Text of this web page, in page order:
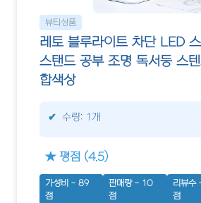
뷰티상품
레토 블루라이트 차단 LED
스탠드 공부 조명 독서등 스
합색상
수량: 1개
★ 평점 (4.5)
가성비 - 89
점
판매량 - 10
점
리뷰
점